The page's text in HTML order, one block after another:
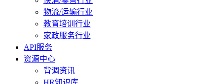
物流/运输行业
教育培训行业
家政服务行业
API服务
资源中心
背调资讯
HR知识库